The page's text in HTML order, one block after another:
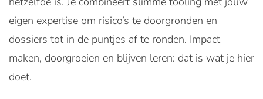
eigen expertise om risico’s te doorgronden en
dossiers tot in de puntjes af te ronden. Impact
maken, doorgroeien en blijven leren: dat is wat je hier
doet.